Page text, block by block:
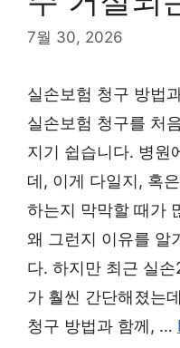
7월 30, 2026
실손보험 청구 방법
실손보험 청구를 처
지기 쉽습니다. 병원
데, 이게 다일지, 혹
하는지 막막할 때가
왜 그런지 이유를 알
다. 하지만 최근 실
가 훨씬 간단해졌는
청구 방법과 함께, …